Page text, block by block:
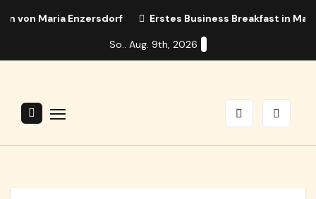
Maria Enzersdorf Erstes Business Breakfast in Maria
So.. Aug. 9th, 2026